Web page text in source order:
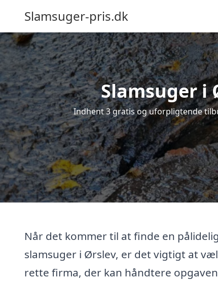
Slamsuger-pris.dk
Slamsuger i
Indhent 3 gratis og uforpligtende
Når det kommer til at finde en pålidelig
slamsuger i Ørslev, er det vigtigt at
rette firma, der kan håndtere opgaven